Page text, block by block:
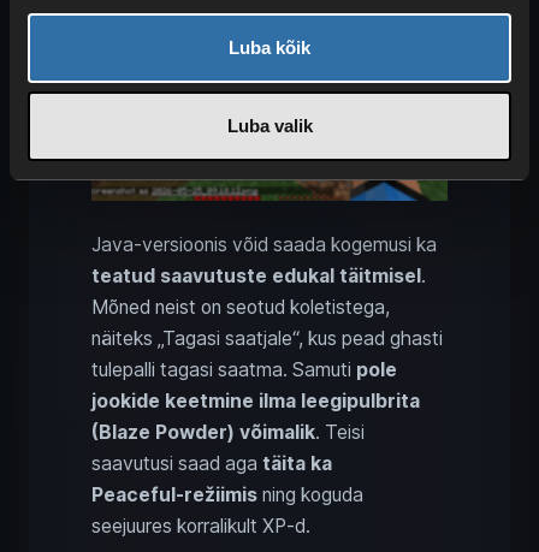
Luba kõik
Luba valik
Java‑versioonis võid saada kogemusi ka
teatud saavutuste edukal täitmisel.
Mõned neist on seotud koletistega,
näiteks „Tagasi saatjale“, kus pead ghasti
tulepalli tagasi saatma. Samuti pole
jookide keetmine ilma leegipulbrita
(Blaze Powder) võimalik. Teisi
saavutusi saad aga täita ka
Peaceful‑režiimis ning koguda
seejuures korralikult XP‑d.